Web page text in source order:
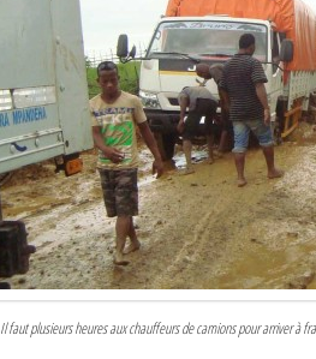
Il faut plusieurs heures aux chauffeurs de camions pour arriver à